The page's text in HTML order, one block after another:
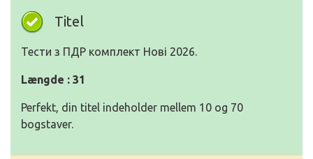
Titel
Тести з ПДР комплект Нові 2026.
Længde : 31
Perfekt, din titel indeholder mellem 10 og 70
bogstaver.